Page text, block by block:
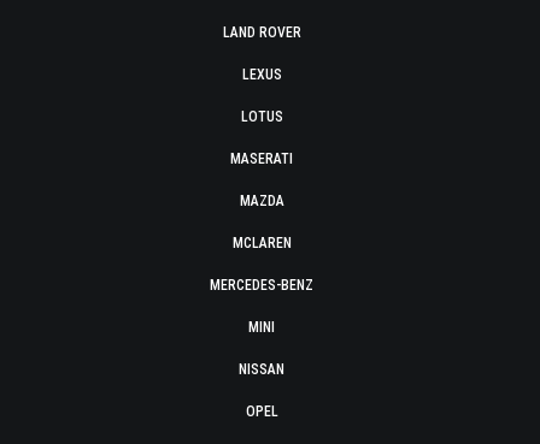
LAND ROVER
LEXUS
LOTUS
MASERATI
MAZDA
MCLAREN
MERCEDES-BENZ
MINI
NISSAN
OPEL